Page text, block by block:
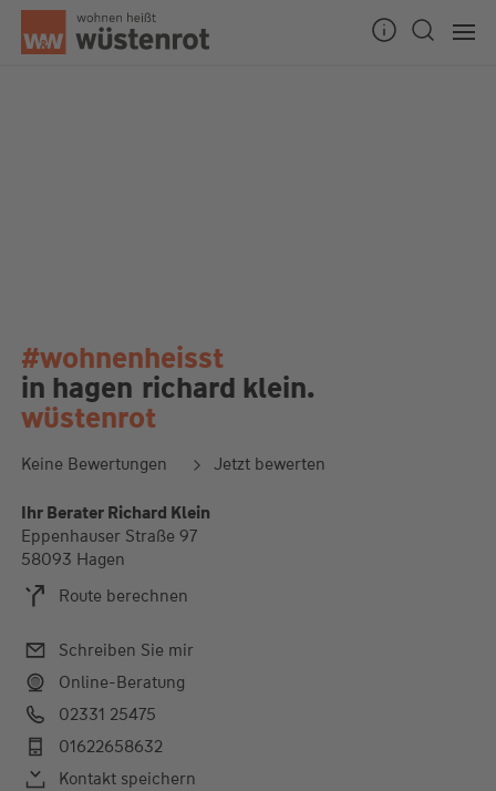
#wohnenheisst
in hagen richard klein.
wüstenrot
Keine Bewertungen Jetzt bewerten
Ihr Berater Richard Klein
Eppenhauser Straße 97
58093 Hagen
Route berechnen
Schreiben Sie mir
Online-Beratung
02331 25475
01622658632
Kontakt speichern